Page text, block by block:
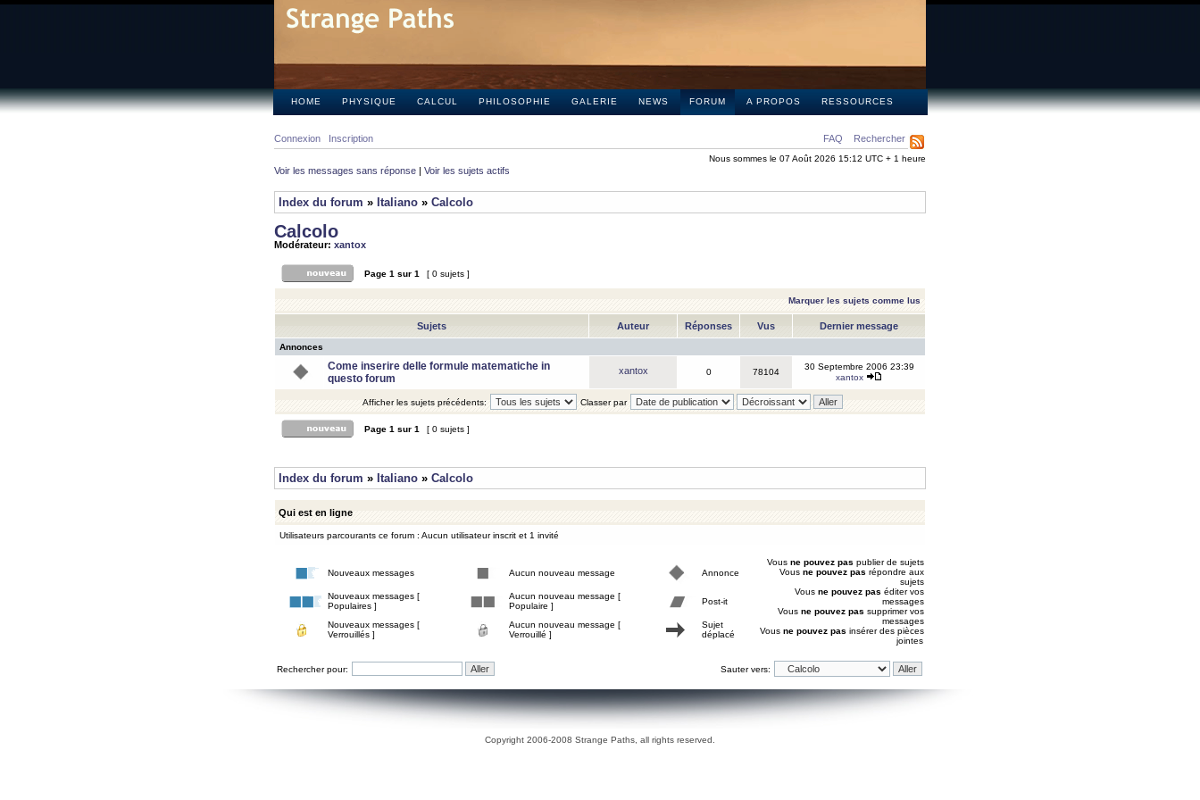
HOME PHYSIQUE CALCUL PHILOSOPHIE GALERIE NEWS FORUM A PROPOS RESSOURCES
FAQ Rechercher
Connexion Inscription
Nous sommes le 07 Août 2026 15:12 UTC + 1 heure
Voir les messages sans réponse | Voir les sujets actifs
Index du forum » Italiano » Calcolo
Calcolo
Modérateur: xantox
Page 1 sur 1 [ 0 sujets ]
Marquer les sujets comme lus
Sujets Auteur Réponses Vus Dernier message
Annonces
Come inserire delle formule matematiche in
questo forum
xantox 0 78104
30 Septembre 2006 23:39
xantox
Afficher les sujets précédents: Classer par
Page 1 sur 1 [ 0 sujets ]
Index du forum » Italiano » Calcolo
Qui est en ligne
Utilisateurs parcourants ce forum : Aucun utilisateur inscrit et 1 invité
Nouveaux messages Aucun nouveau message Annonce
Nouveaux messages [
Populaires ]
Aucun nouveau message [
Populaire ]
Post-it
Nouveaux messages [
Verrouillés ]
Aucun nouveau message [
Verrouillé ]
Sujet
déplacé
Vous ne pouvez pas publier de sujets
Vous ne pouvez pas répondre aux
sujets
Vous ne pouvez pas éditer vos
messages
Vous ne pouvez pas supprimer vos
messages
Vous ne pouvez pas insérer des pièces
jointes
Rechercher pour: Sauter vers:
Copyright 2006-2008 Strange Paths, all rights reserved.